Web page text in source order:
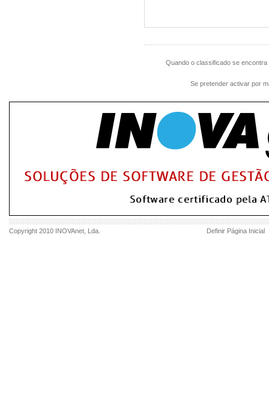
Quando o classificado se
Se pretender activar por
Copyright 2010 INOVAnet , Lda. Definir Página Inicial